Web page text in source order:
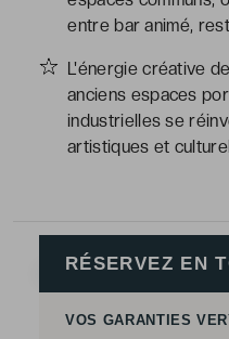
entre bar animé,
L'énergie créative
anciens espaces
industrielles se
artistiques et
RÉSERVEZ EN
VOS GARANTIES